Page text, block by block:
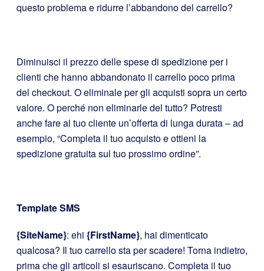
questo problema e ridurre l’abbandono del carrello?
Diminuisci il prezzo delle spese di spedizione per i
clienti che hanno abbandonato il carrello poco prima
del checkout. O eliminale per gli acquisti sopra un certo
valore. O perché non eliminarle del tutto? Potresti
anche fare al tuo cliente un’offerta di lunga durata – ad
esempio, “Completa il tuo acquisto e ottieni la
spedizione gratuita sul tuo prossimo ordine”.
Template SMS
{SiteName}: ehi {FirstName}, hai dimenticato
qualcosa? Il tuo carrello sta per scadere! Torna indietro,
prima che gli articoli si esauriscano. Completa il tuo